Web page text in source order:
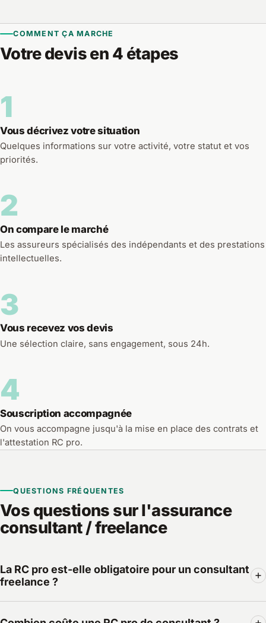
COMMENT ÇA MARCHE
Votre devis en 4 étapes
1
Vous décrivez votre situation
Quelques informations sur votre activité, votre statut et vos
priorités.
2
On compare le marché
Les assureurs spécialisés des indépendants et des prestations
intellectuelles.
3
Vous recevez vos devis
Une sélection claire, sans engagement, sous 24h.
4
Souscription accompagnée
On vous accompagne jusqu'à la mise en place des contrats et
l'attestation RC pro.
QUESTIONS FRÉQUENTES
Vos questions sur l'assurance
consultant / freelance
La RC pro est-elle obligatoire pour un consultant
freelance ?